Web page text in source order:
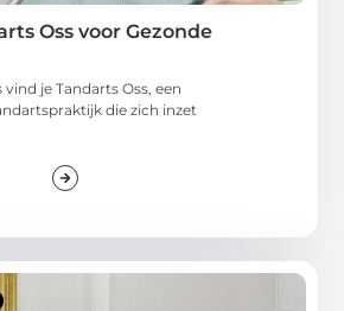
Oss voor Gezonde
je Tandarts Oss, een
die zich inzet